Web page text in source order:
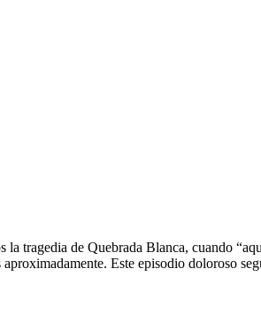
tragedia de Quebrada Blanca, cuando
Este episodio doloroso